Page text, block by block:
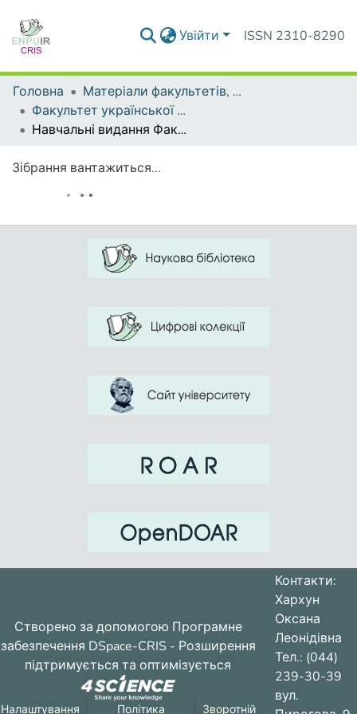
Увійти ISSN 2310-8290
Головна
Матеріали факультетів, інститутів, підрозділів
Факультет української філології і журналістики імені А. Малишка
Навчальні видання Факультету української філології і журналістики імені А. Малишка
Зібрання вантажиться...
Створено за допомогою Програмне
забезпечення DSpace-CRIS - Розширення
підтримується та оптимізується
Налаштування Політика Зворотній
Контакти:
Хархун
Оксана
Леонідівна
Тел.: (044)
239-30-39
вул.